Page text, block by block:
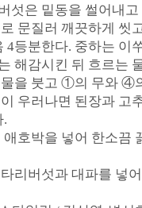
섯은 밑동을 썰어내
문질러 깨끗하게 씻
4등분한다. 중하는 이
해감시킨 뒤 흐르는
을 붓고 ①의 무와 ④
우러나면 된장과 고
.
호박을 넣어 한소끔
리버섯과 대파를 넣